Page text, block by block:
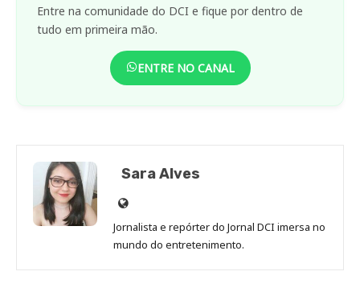
Entre na comunidade do DCI e fique por dentro de
tudo em primeira mão.
ENTRE NO CANAL
Sara Alves
Site
de
Sara
Jornalista e repórter do Jornal DCI imersa no
mundo do entretenimento.